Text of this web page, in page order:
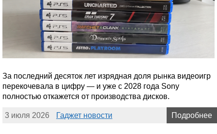
За последний десяток лет изрядная доля рынка видеоигр
перекочевала в цифру — и уже с 2028 года Sony
полностью откажется от производства дисков.
3 июля 2026 Гаджет новости Подробнее